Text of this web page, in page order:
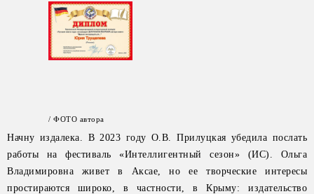
/ ФОТО автора
Начну издалека. В 2023 году О.В. Прилуцкая убедила послать
работы на фестиваль «Интеллигентный сезон» (ИС). Ольга
Владимировна живет в Аксае, но ее творческие интересы
простираются широко, в частности, в Крыму: издательство